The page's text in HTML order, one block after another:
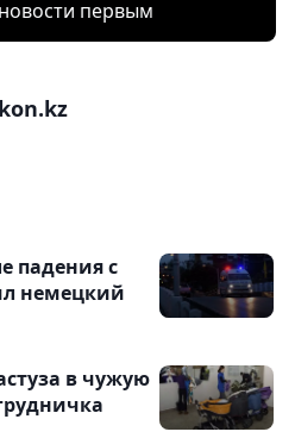
первым
падения с
немецкий
в чужую